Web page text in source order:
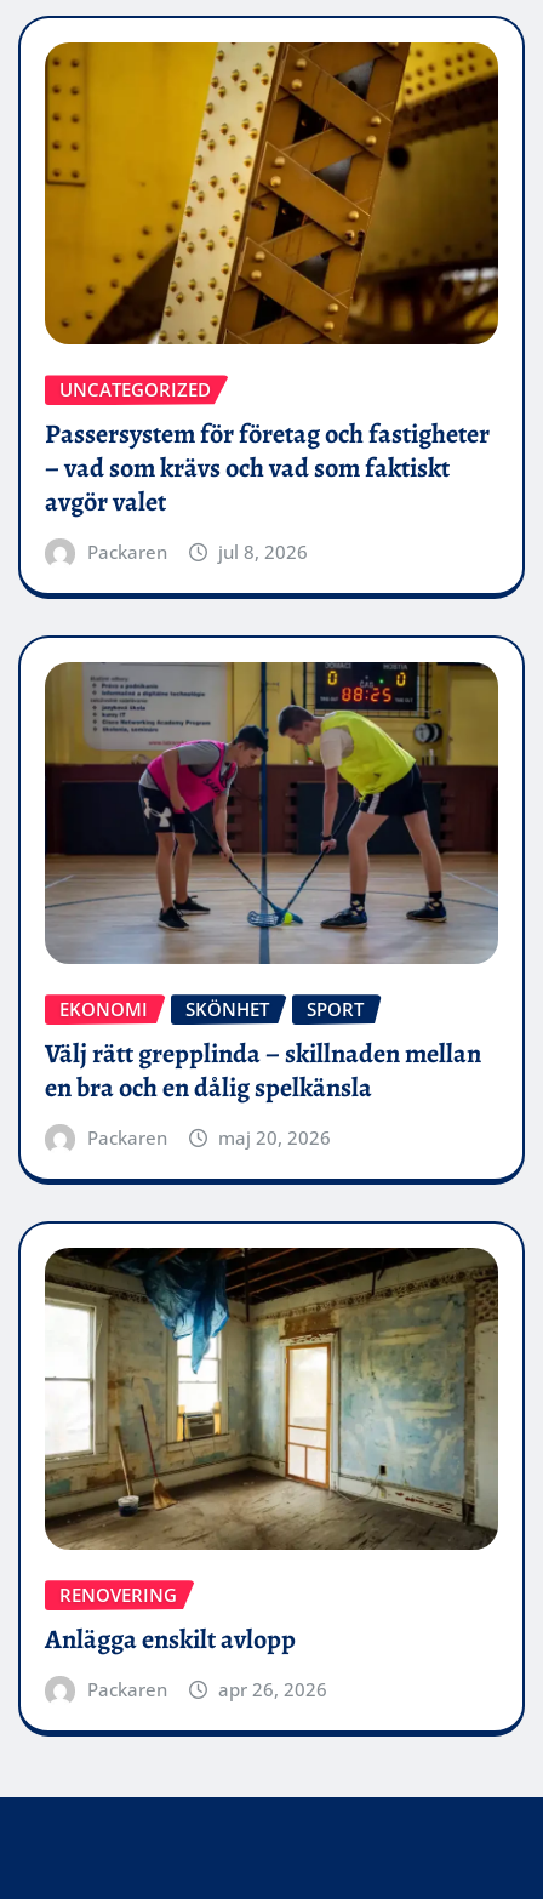
UNCATEGORIZED
Passersystem för företag och fastigheter
– vad som krävs och vad som faktiskt
avgör valet
Packaren jul 8, 2026
EKONOMI SKÖNHET SPORT
Välj rätt grepplinda – skillnaden mellan
en bra och en dålig spelkänsla
Packaren maj 20, 2026
RENOVERING
Anlägga enskilt avlopp
Packaren apr 26, 2026